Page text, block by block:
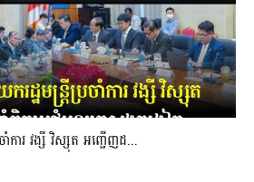
ាំការ វង្សី វិស្សុត អញ្ជើញដ...